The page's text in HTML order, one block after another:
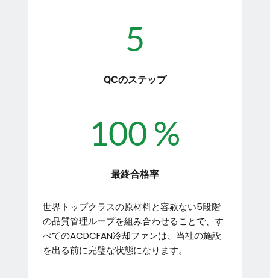
5
QCのステップ
100 %
最終合格率
世界トップクラスの原材料と容赦ない5段階
の品質管理ループを組み合わせることで、す
べてのACDCFAN冷却ファンは、当社の施設
を出る前に完璧な状態になります。